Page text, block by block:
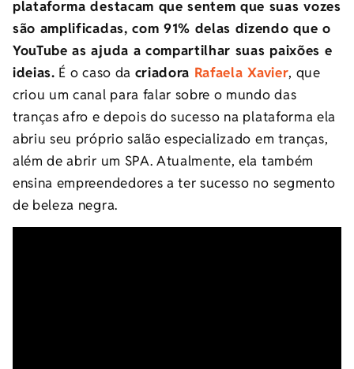
plataforma destacam que sentem que suas vozes
são amplificadas, com 91% delas dizendo que o
YouTube as ajuda a compartilhar suas paixões e
ideias. É o caso da criadora Rafaela Xavier, que
criou um canal para falar sobre o mundo das
tranças afro e depois do sucesso na plataforma ela
abriu seu próprio salão especializado em tranças,
além de abrir um SPA. Atualmente, ela também
ensina empreendedores a ter sucesso no segmento
de beleza negra.